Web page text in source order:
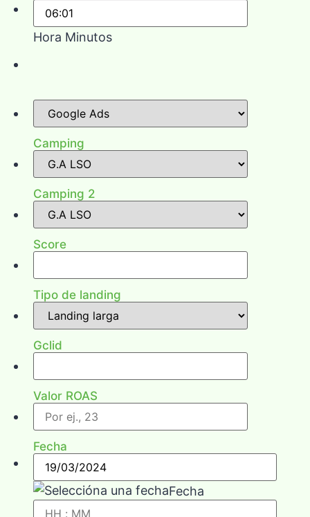
Hora Minutos
Camping
Camping 2
Score
Tipo de landing
Gclid
Valor ROAS
Fecha
Fecha